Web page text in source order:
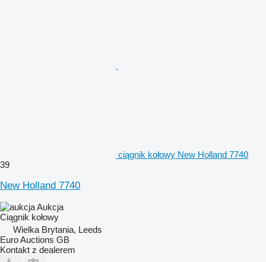
ciągnik kołowy New Holland 7740
39
New Holland 7740
Aukcja
Ciągnik kołowy
Wielka Brytania, Leeds
Euro Auctions GB
Kontakt z dealerem